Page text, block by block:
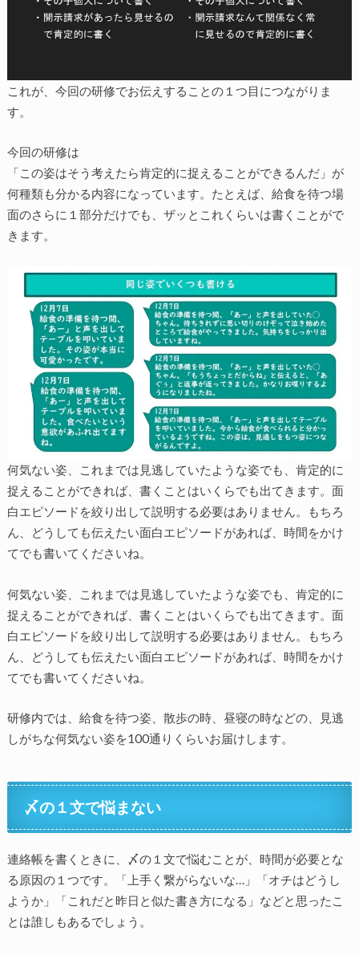
これが、今回の研修でお伝えすることの１つ目につながりま
す。
今回の研修は
「この姿はそう考えたら肯定的に捉えることができるんだ」が
何種類も分かる内容になっています。たとえば、給食を待つ場
面のさらに１部分だけでも、ザッとこれくらいは書くことがで
きます。
何気ない姿、これまでは見逃していたような姿でも、肯定的に
捉えることができれば、書くことはいくらでも出てきます。面
白エピソードを絞り出して説明する必要はありません。もちろ
ん、どうしても伝えたい面白エピソードがあれば、時間をかけ
てでも書いてくださいね。
何気ない姿、これまでは見逃していたような姿でも、肯定的に
捉えることができれば、書くことはいくらでも出てきます。面
白エピソードを絞り出して説明する必要はありません。もちろ
ん、どうしても伝えたい面白エピソードがあれば、時間をかけ
てでも書いてくださいね。
研修内では、給食を待つ姿、散歩の時、昼寝の時などの、見逃
しがちな何気ない姿を100通りくらいお届けします。
〆の１文で悩まない
連絡帳を書くときに、〆の１文で悩むことが、時間が必要とな
る原因の１つです。「上手く繋がらないな…」「オチはどうし
ようか」「これだと昨日と似た書き方になる」などと思ったこ
とは誰しもあるでしょう。